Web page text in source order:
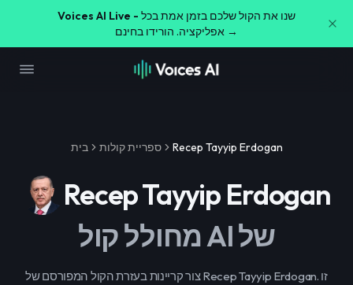
Voices AI Live - שנו את הקול שלכם בזמן אמת בכל
אפליקציה. הורידו בחינם →
בית ספריית קולות Recep Tayyip Erdogan
Recep Tayyip Erdogan
מחולל קול AI של
צור קריינות בעזרת הקול המפורסם של Recep Tayyip Erdogan. זו